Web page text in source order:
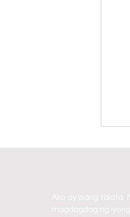
Ako ay isang talata.
magdagdag ng